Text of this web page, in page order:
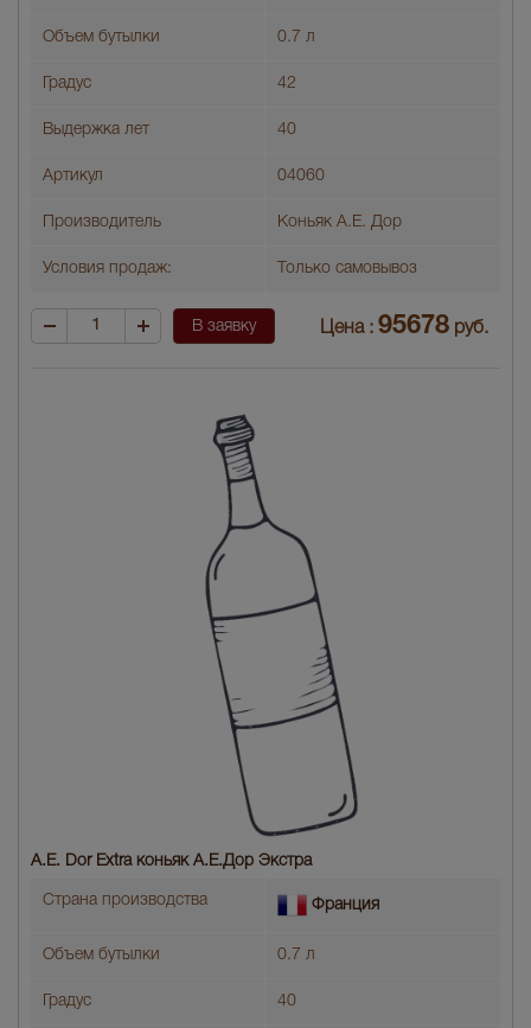
Объем бутылки 0.7 л
Градус 42
Выдержка лет 40
Артикул 04060
Производитель Коньяк А.Е. Дор
Условия продаж: Только самовывоз
В заявку Цена : 95678 руб.
A.E. Dor Extra коньяк A.E.Дор Экстра
Страна производства Франция
Объем бутылки 0.7 л
Градус 40